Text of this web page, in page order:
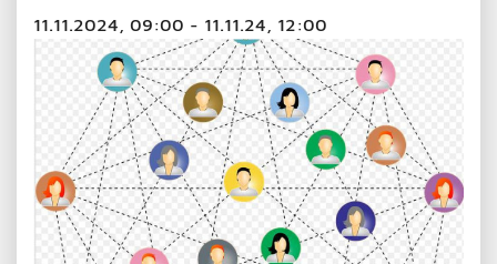
11.11.2024, 09:00 - 11.11.24, 12:00